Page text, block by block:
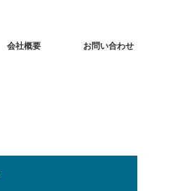
会社概要 お問い合わせ